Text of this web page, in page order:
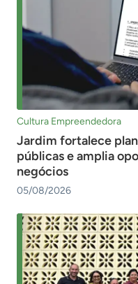
Cultura Empreendedora
Jardim fortalece
públicas e amplia
negócios
05/08/2026